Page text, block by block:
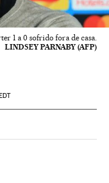
1 a 0 sofrido fora de casa.
LINDSEY PARNABY (AFP)